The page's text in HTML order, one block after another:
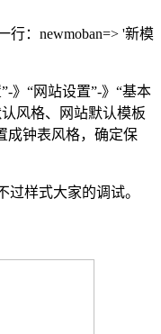
行：newmoban=> '新模
》“网站设置”-》“基本
风格、网站默认模板
成钟表风格，确定保
样式大家的调试。